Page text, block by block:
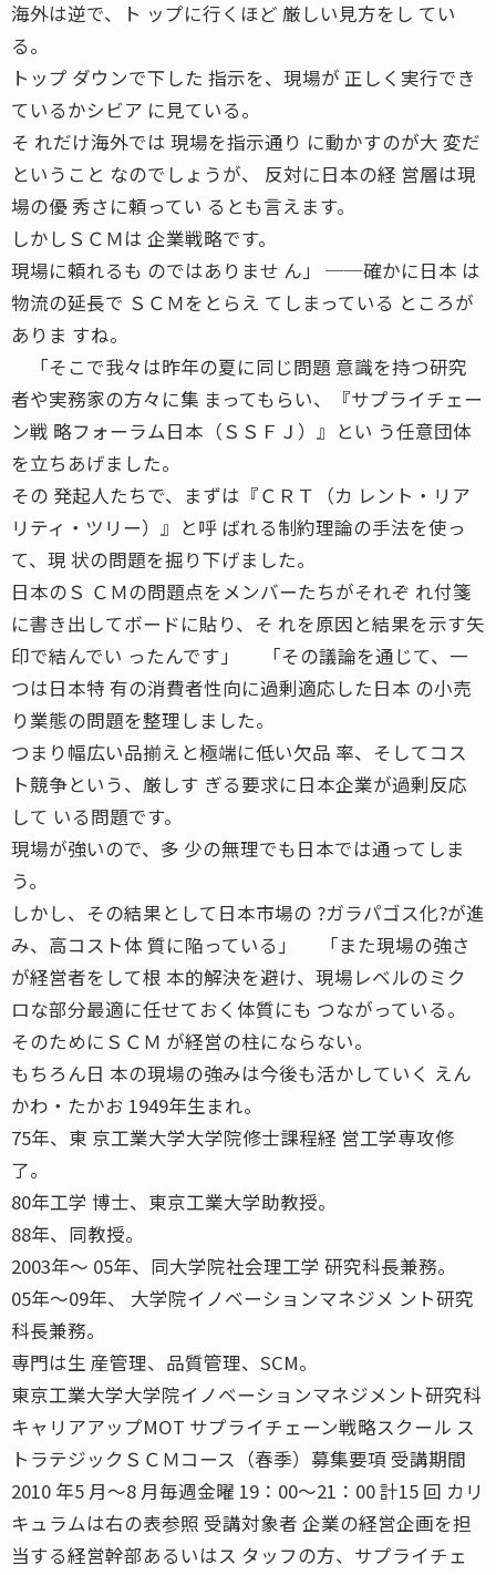
海外は逆で、ト ップに行くほど 厳しい見方をし てい
る。
トップ ダウンで下した 指示を、現場が 正しく実行でき
ているかシビア に見ている。
そ れだけ海外では 現場を指示通り に動かすのが大 変だ
ということ なのでしょうが、 反対に日本の経 営層は現
場の優 秀さに頼ってい るとも言えます。
しかしＳＣＭは 企業戦略です。
現場に頼れるも のではありませ ん」 ──確かに日本 は
物流の延長で ＳＣＭをとらえ てしまっている ところが
ありま すね。
「そこで我々は昨年の夏に同じ問題 意識を持つ研究
者や実務家の方々に集 まってもらい、『サプライチェー
ン戦 略フォーラム日本（ＳＳＦＪ）』とい う任意団体
を立ちあげました。
その 発起人たちで、まずは『ＣＲＴ（カ レント・リア
リティ・ツリー）』と呼 ばれる制約理論の手法を使っ
て、現 状の問題を掘り下げました。
日本のＳ ＣＭの問題点をメンバーたちがそれぞ れ付箋
に書き出してボードに貼り、そ れを原因と結果を示す矢
印で結んでい ったんです」 「その議論を通じて、一
つは日本特 有の消費者性向に過剰適応した日本 の小売
り業態の問題を整理しました。
つまり幅広い品揃えと極端に低い欠品 率、そしてコス
ト競争という、厳しす ぎる要求に日本企業が過剰反応
して いる問題です。
現場が強いので、多 少の無理でも日本では通ってしま
う。
しかし、その結果として日本市場の ?ガラパゴス化?が進
み、高コスト体 質に陥っている」 「また現場の強さ
が経営者をして根 本的解決を避け、現場レベルのミク
ロな部分最適に任せておく体質にも つながっている。
そのためにＳＣＭ が経営の柱にならない。
もちろん日 本の現場の強みは今後も活かしていく えん
かわ・たかお 1949年生まれ。
75年、東 京工業大学大学院修士課程経 営工学専攻修
了。
80年工学 博士、東京工業大学助教授。
88年、同教授。
2003年〜 05年、同大学院社会理工学 研究科長兼務。
05年〜09年、 大学院イノベーションマネジメ ント研究
科長兼務。
専門は生 産管理、品質管理、SCM。
東京工業大学大学院イノベーションマネジメント研究科
キャリアアップMOT サプライチェーン戦略スクール ス
トラテジックＳＣＭコース（春季）募集要項 受講期間
2010 年5 月〜8 月毎週金曜 19：00〜21：00 計15 回 カリ
キュラムは右の表参照 受講対象者 企業の経営企画を担
当する経営幹部あるいはス タッフの方、サプライチェ